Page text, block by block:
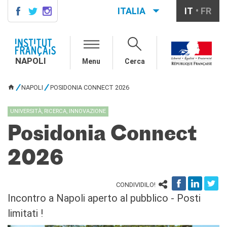
CONTACTS
CORSI DI FRANCESE
Corsi collettivi per adulti
DALF
Corsi per bambini e
Aziende
Risorse
ITALIA IT FR
NAPOLI Menu Cerca
NAPOLI POSIDONIA CONNECT 2026
UNIVERSITÀ, RICERCA, INNOVAZIONE
Posidonia Connect
2026
CONDIVIDILO!
Incontro a Napoli aperto al pubblico - Posti
limitati !